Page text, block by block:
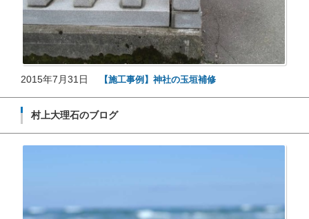
2015年7月31日 【施工事例】神社の玉垣補修
村上大理石のブログ